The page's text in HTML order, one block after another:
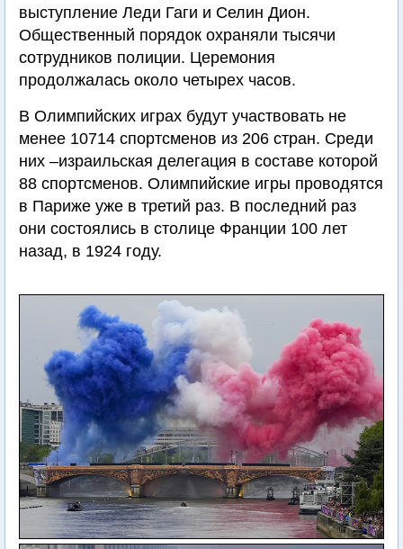
выступление Леди Гаги и Селин Дион.
Общественный порядок охраняли тысячи
сотрудников полиции. Церемония
продолжалась около четырех часов.
В Олимпийских играх будут участвовать не
менее 10714 спортсменов из 206 стран. Среди
них –израильская делегация в составе которой
88 спортсменов. Олимпийские игры проводятся
в Париже уже в третий раз. В последний раз
они состоялись в столице Франции 100 лет
назад, в 1924 году.